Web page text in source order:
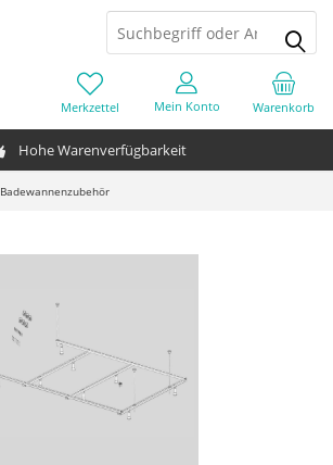
Hohe Warenverfügbarkeit
Warenkorb
Merkzettel Mein Konto
Badewannenzubehör